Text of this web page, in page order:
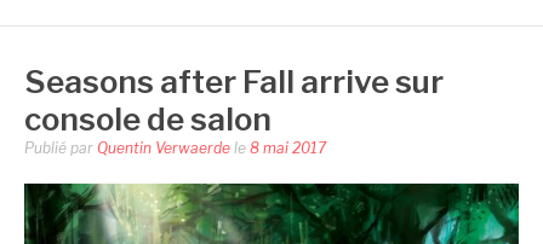
Seasons after Fall arrive sur
console de salon
Publié par Quentin Verwaerde le 8 mai 2017